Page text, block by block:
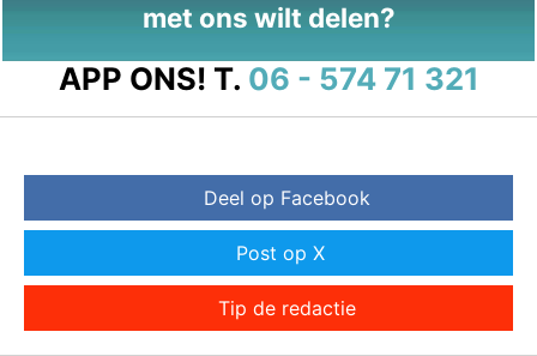
met ons wilt delen?
APP ONS! T. 06 - 574 71 321
Deel op Facebook
Post op X
Tip de redactie